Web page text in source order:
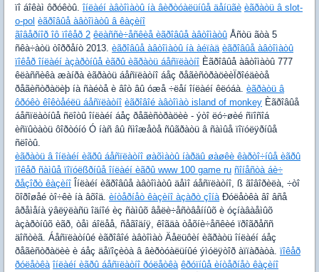
ïî áîêàì ôðóêòû. îíëàéí àâòîìàòû íà âèðòóàëüíûå äåíüãè èãðàòü â slot-
o-pol èãðîâûå àâòîìàòû â êàçèíî
ãîâåðíîð îô ïîêåð 2 êëàññè÷åñêèå èãðîâûå àâòîìàòû Åñòü ãòà 5
ñêà÷àòü òîððåíò 2013. èãðîâûå àâòîìàòû íà àéïàä èãðîâûå àâòîìàòû
ïîêåð îíëàéí àçàðòíûå èãðû èãðàòü áåñïëàòíî Èãðîâûå àâòîìàòû 777
êëàññèêà æàíðà èãðàòü áåñïëàòíî áåç ðåãèñòðàöèèÏðîéäèòå
ðåãèñòðàöèþ íà ñàéòå è âîò âû óæå ÷ëåí îíëàéí êëóáà. èãðàòü â
ôðóêò êîêòåéëü áåñïëàòíî èãðîâîé àâòîìàò island of monkey Èãðîâûå
áåñïëàòíûå ñëîòû îíëàéí áåç ðåãèñòðàöèè - ýòî ëó÷øèé ñïîñîá
èñïûòàòü ôîðòóíó Ó íàñ âû ñìîæåòå ñûãðàòü â ñàìûå ïîïóëÿðíûå
ñëîòû.
èãðàòü â îíëàéí èãðû áåñïëàòíî øàõìàòû íàðäû øàøêè êàðòî÷íûå èãðû
ïîêåð ñàìûå ïîïóëßðíûå îíëàéí èãðû www 100 game ru ñîíåñòà áè÷
ðåçîðò êàçèíî Îíëàéí èãðîâûå àâòîìàòû äåìî áåñïëàòíî, ß ãîâîðèëà, ÷òî
õîðîøåé òî÷êè íà âõîä. èíòåðíåò êàçèíî àçàðò çîíàÐóëåòêà âî âñå
âðåìåíà ÿâëÿëàñü îäíîé èç ñàìûõ âåëè÷åñòâåííûõ è óçíàâàåìûõ
àçàðòíûõ èãð, òåì áîëåå, ñåãîäíÿ, êîãäà òåõíè÷åñêèé ïðîãðåññ
äîñòèã. Áåñïëàòíûé èãðîâîé àâòîìàò Äåëüôèí èãðàòü îíëàéí áåç
ðåãèñòðàöèè è áåç äåïîçèòà â âèðòóàëüíûé ýìóëÿòîð àïïàðàòà. ïîêåð
ðóëåòêà îíëàéí èãðû áåñïëàòíî ðóëåòêà êðóïíûå èíòåðíåò êàçèíî